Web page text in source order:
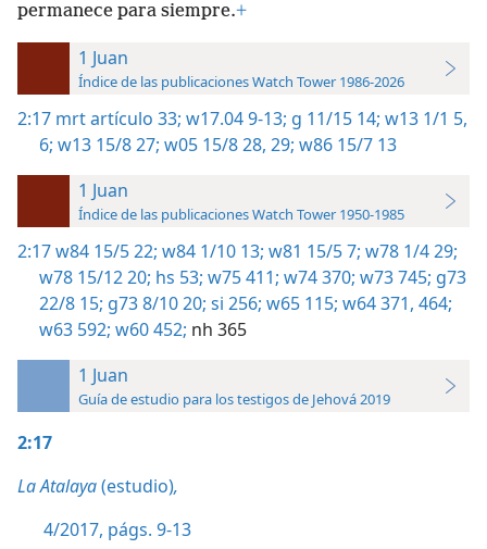
permanece para siempre.+
1 Juan
Índice de las publicaciones Watch Tower 1986-2026
2:17 mrt artículo 33; w17.04 9-13; g 11/15 14; w13 1/1 5,
6; w13 15/8 27; w05 15/8 28, 29; w86 15/7 13
1 Juan
Índice de las publicaciones Watch Tower 1950-1985
2:17w84 15/5 22; w84 1/10 13; w81 15/5 7; w78 1/4 29;
w78 15/12 20; hs 53; w75 411; w74 370; w73 745; g73
22/8 15; g73 8/10 20; si 256; w65 115; w64 371, 464;
w63 592; w60 452; nh 365
1 Juan
Guía de estudio para los testigos de Jehová 2019
2:17
La Atalaya(estudio),
4/2017, págs. 9-13